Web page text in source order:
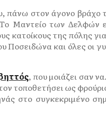
πάνω στον άγονο βράχο
Μαντείο των Δελφών
της πόλης
και όλες οι
, που μοιάζει σαν
τοποθετήσει ως
στο συγκεκριμένο